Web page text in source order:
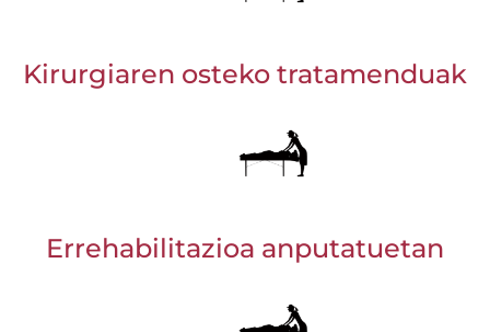
Kirurgiaren osteko tratamenduak
Errehabilitazioa anputatuetan